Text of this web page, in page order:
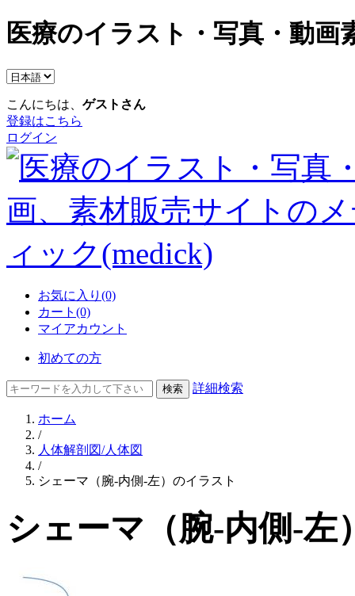
医療のイラスト・写真・動画
こんにちは、 ゲストさん
登録はこちら
ログイン
お気に入り(0)
カート(0)
マイアカウント
初めての方
詳細検索
ホーム
/
人体解剖図/人体図
/
シェーマ（腕-内側-左）のイラスト
シェーマ（腕-内側-左